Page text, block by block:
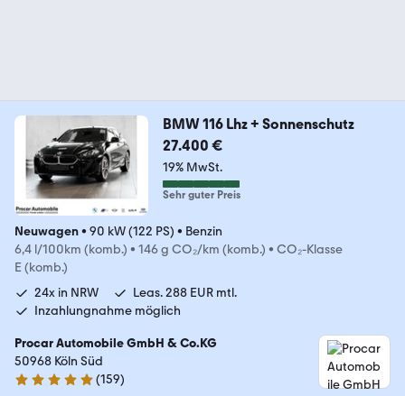
BMW 116 Lhz + Sonnenschutz
27.400 €
19% MwSt.
Sehr guter Preis
Neuwagen• 90 kW (122 PS) • Benzin
6,4 l/100km (komb.) • 146 g CO₂/km (komb.) • CO₂-Klasse
E (komb.)
24x in NRW
Leas. 288 EUR mtl.
Inzahlungnahme möglich
Procar Automobile GmbH & Co.KG
50968 Köln Süd
4.8 Sterne
(159)